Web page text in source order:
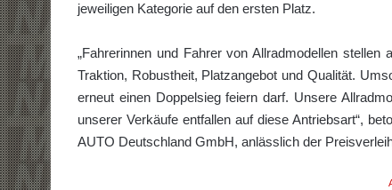
jeweiligen Kategorie auf den ersten Platz.
„Fahrerinnen und Fahrer von Allradmodellen
Traktion, Robustheit, Platzangebot und Qualität.
erneut einen Doppelsieg feiern darf. Unsere
unserer Verkäufe entfallen auf diese Antriebsart“,
AUTO Deutschland GmbH, anlässlich der